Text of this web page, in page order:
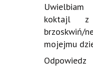
koktajl z
mojejmu
Odpowiedz